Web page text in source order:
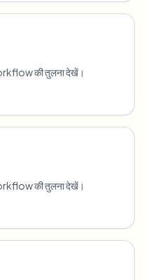
की तुलना देखें।
की तुलना देखें।